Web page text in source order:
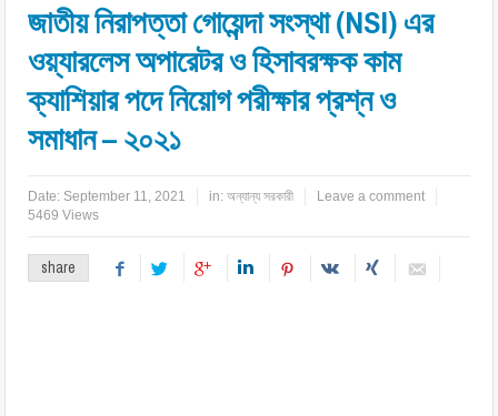
জাতীয় নিরাপত্তা গোয়েন্দা সংস্থা (NSI) এর
ওয়্যারলেস অপারেটর ও হিসাবরক্ষক কাম
ক্যাশিয়ার পদে নিয়োগ পরীক্ষার প্রশ্ন ও
সমাধান – ২০২১
Date: September 11, 2021 in:অন্যান্য সরকারী
Leave a comment
5469 Views
share